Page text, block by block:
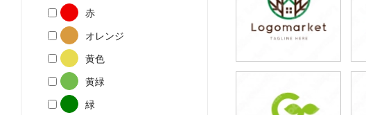
赤
オレンジ
黄色
黄緑
緑
79,800円
(税込87,780円)